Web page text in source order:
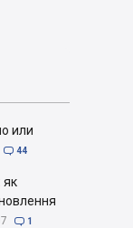
или
 44
як
 1